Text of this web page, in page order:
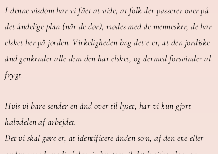
I denne visdom har vi fået at vide, at folk der passerer over på
det åndelige plan (når de dør), mødes med de mennesker, de har
elsket her på jorden. Virkeligheden bag dette er, at den jordiske
ånd genkender alle dem den har elsket, og dermed forsvinder al
frygt.
Hvis vi bare sender en ånd over til lyset, har vi kun gjort
halvdelen af arbejdet.
Det vi skal gøre er, at identificere ånden som, af den ene eller